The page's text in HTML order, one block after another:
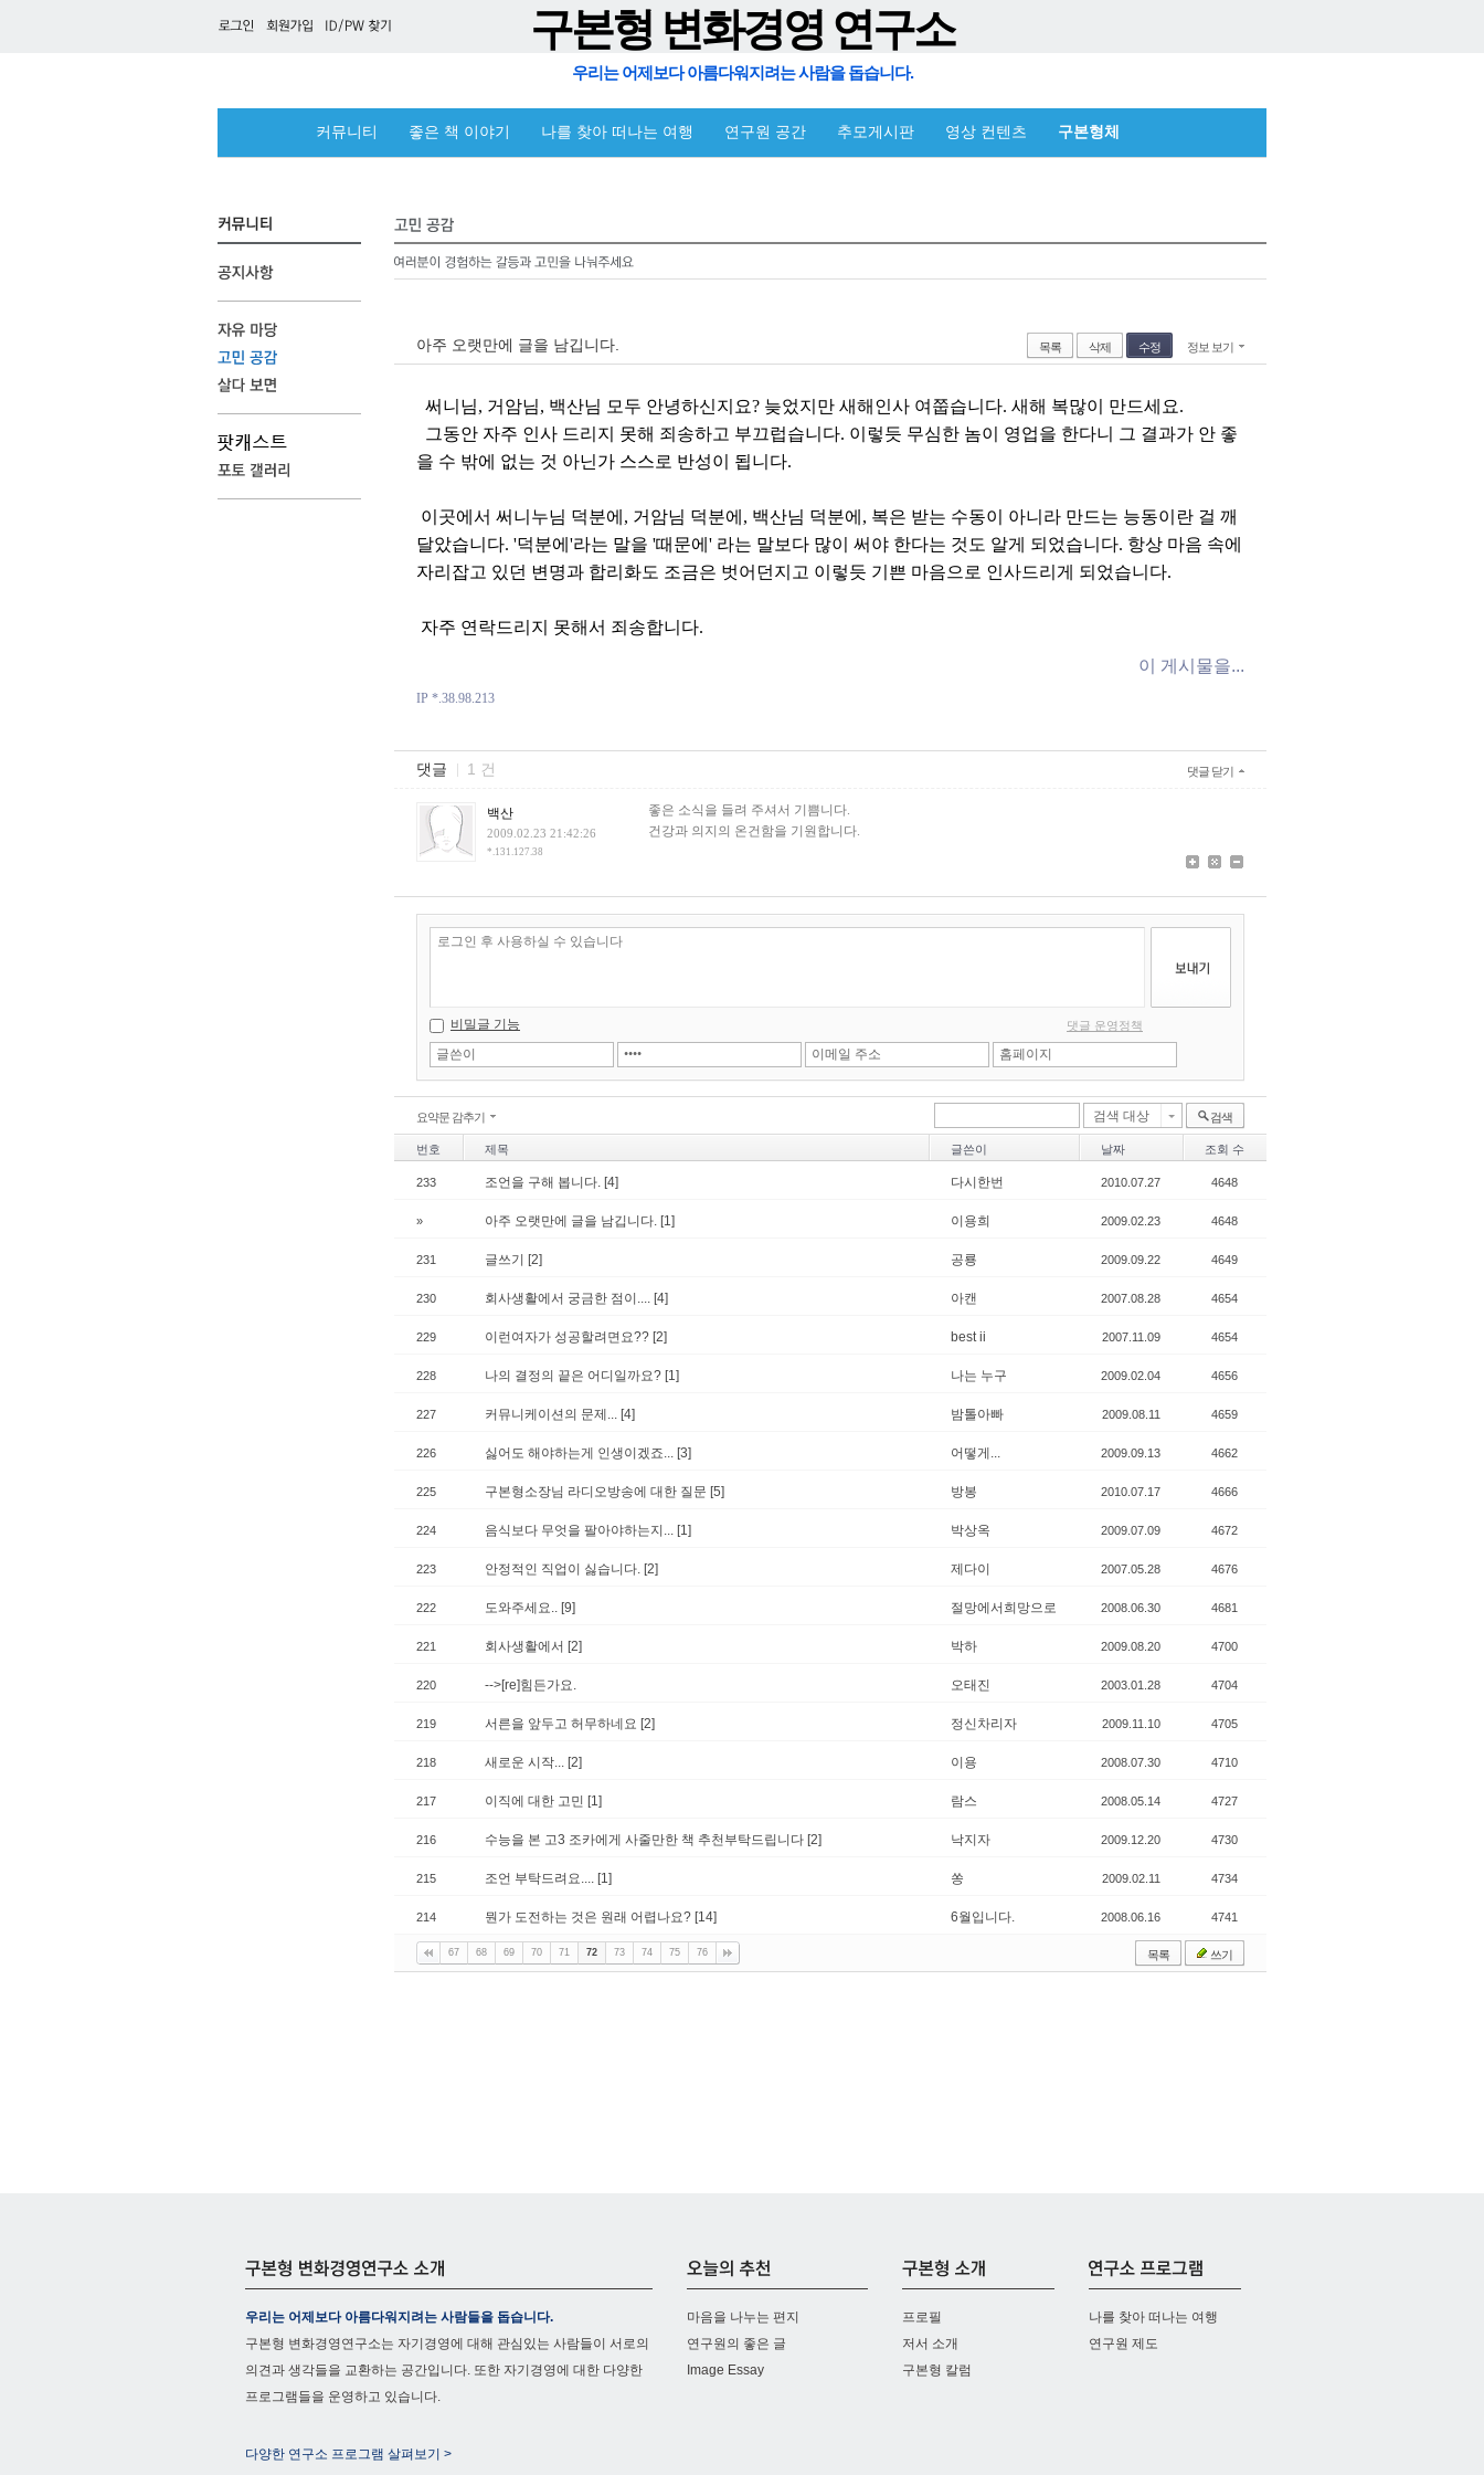
구본형 변화경영 연구소
우리는 어제보다 아름다워지려는 사람을 돕습니다.
커뮤니티 좋은 책 이야기 나를 찾아 떠나는 여행 연구원 공간 추모게시판 영상 컨텐츠 구본형체
아주 오랫만에 글을 남깁니다. 목록 삭제 수정 정보 보기
써니님, 거암님, 백산님 모두 안녕하신지요? 늦었지만 새해인사 여쭙습니다. 새해 복많이 만드세요.
그동안 자주 인사 드리지 못해 죄송하고 부끄럽습니다. 이렇듯 무심한 놈이 영업을 한다니 그 결과가 안 좋
을 수 밖에 없는 것 아닌가 스스로 반성이 됩니다.
이곳에서 써니누님 덕분에, 거암님 덕분에, 백산님 덕분에, 복은 받는 수동이 아니라 만드는 능동이란 걸 깨
달았습니다. '덕분에'라는 말을 '때문에' 라는 말보다 많이 써야 한다는 것도 알게 되었습니다. 항상 마음 속에
자리잡고 있던 변명과 합리화도 조금은 벗어던지고 이렇듯 기쁜 마음으로 인사드리게 되었습니다.
자주 연락드리지 못해서 죄송합니다.
이 게시물을...
IP *.38.98.213
댓글 1 건 댓글 닫기
백산
2009.02.23 21:42:26
*.131.127.38
좋은 소식을 들려 주셔서 기쁨니다.
건강과 의지의 온건함을 기원합니다.
비밀글 기능 댓글 운영정책
요약문 감추기 검색 대상 검색
번호 제목 글쓴이 날짜 조회 수
233 조언을 구해 봅니다. [4] 다시한번 2010.07.27 4648
» 아주 오랫만에 글을 남깁니다. [1] 이용희 2009.02.23 4648
231 글쓰기 [2] 공룡 2009.09.22 4649
230 회사생활에서 궁금한 점이.... [4] 아캔 2007.08.28 4654
229 이런여자가 성공할려면요?? [2] best ii 2007.11.09 4654
228 나의 결정의 끝은 어디일까요? [1] 나는 누구 2009.02.04 4656
227 커뮤니케이션의 문제... [4] 밤톨아빠 2009.08.11 4659
226 싫어도 해야하는게 인생이겠죠... [3] 어떻게... 2009.09.13 4662
225 구본형소장님 라디오방송에 대한 질문 [5] 방봉 2010.07.17 4666
224 음식보다 무엇을 팔아야하는지... [1] 박상옥 2009.07.09 4672
223 안정적인 직업이 싫습니다. [2] 제다이 2007.05.28 4676
222 도와주세요.. [9] 절망에서희망으로 2008.06.30 4681
221 회사생활에서 [2] 박하 2009.08.20 4700
220 -->[re]힘든가요. 오태진 2003.01.28 4704
219 서른을 앞두고 허무하네요 [2] 정신차리자 2009.11.10 4705
218 새로운 시작... [2] 이용 2008.07.30 4710
217 이직에 대한 고민 [1] 람스 2008.05.14 4727
216 수능을 본 고3 조카에게 사줄만한 책 추천부탁드립니다 [2] 낙지자 2009.12.20 4730
215 조언 부탁드려요.... [1] 쏭 2009.02.11 4734
214 뭔가 도전하는 것은 원래 어렵나요? [14] 6월입니다. 2008.06.16 4741
67 68 69 70 71 72 73 74 75 76 목록 쓰기
우리는 어제보다 아름다워지려는 사람들을 돕습니다.
구본형 변화경영연구소는 자기경영에 대해 관심있는 사람들이 서로의
의견과 생각들을 교환하는 공간입니다. 또한 자기경영에 대한 다양한
프로그램들을 운영하고 있습니다.
다양한 연구소 프로그램 살펴보기 >
마음을 나누는 편지
연구원의 좋은 글
Image Essay
프로필
저서 소개
구본형 칼럼
나를 찾아 떠나는 여행
연구원 제도